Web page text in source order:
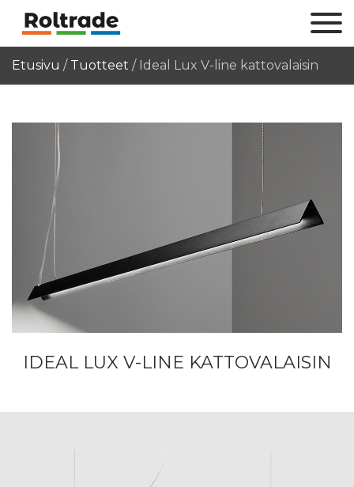
Etusivu / Tuotteet / Ideal Lux V-line kattovalaisin
IDEAL LUX V-LINE KATTOVALAISIN